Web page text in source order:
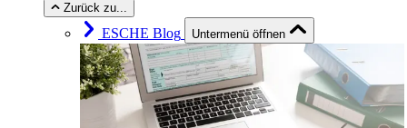
Zurück zu...
ESCHE Blog Untermenü öffnen